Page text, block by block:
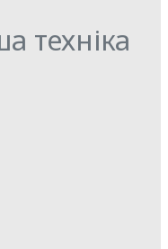
техніка